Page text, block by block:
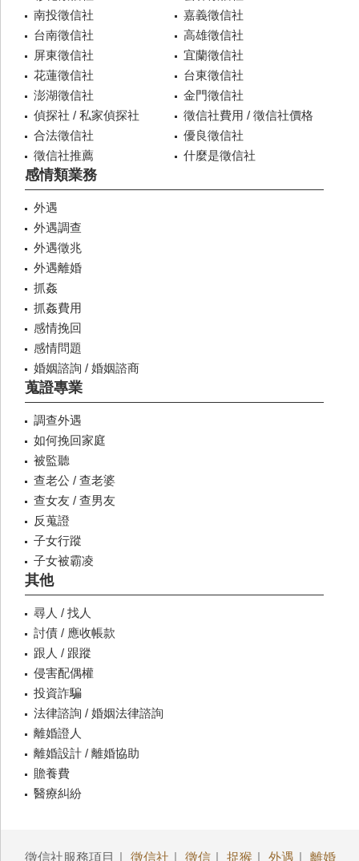
南投徵信社
嘉義徵信社
台南徵信社
高雄徵信社
屏東徵信社
宜蘭徵信社
花蓮徵信社
台東徵信社
澎湖徵信社
金門徵信社
偵探社 / 私家偵探社
徵信社費用 / 徵信社價格
合法徵信社
優良徵信社
徵信社推薦
什麼是徵信社
感情類業務
外遇
外遇調查
外遇徵兆
外遇離婚
抓姦
抓姦費用
感情挽回
感情問題
婚姻諮詢 / 婚姻諮商
蒐證專業
調查外遇
如何挽回家庭
被監聽
查老公 / 查老婆
查女友 / 查男友
反蒐證
子女行蹤
子女被霸凌
其他
尋人 / 找人
討債 / 應收帳款
跟人 / 跟蹤
侵害配偶權
投資詐騙
法律諮詢 / 婚姻法律諮詢
離婚證人
離婚設計 / 離婚協助
贍養費
醫療糾紛
徵信社服務項目｜ 徵信社 徵信 捉猴 外遇 離婚